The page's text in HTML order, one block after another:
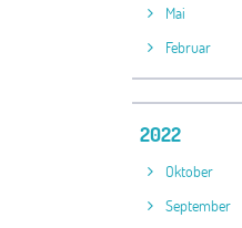
Mai
Februar
2022
Oktober
September